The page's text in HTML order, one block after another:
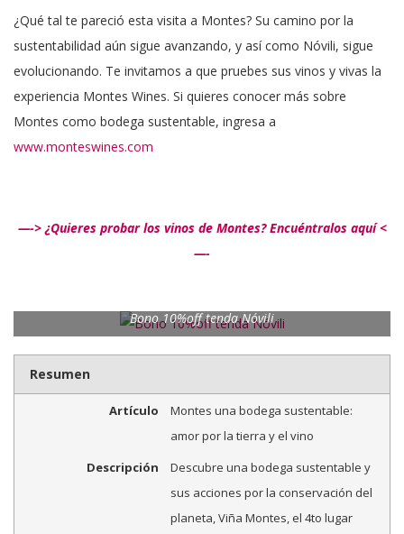
¿Qué tal te pareció esta visita a Montes? Su camino por la
sustentabilidad aún sigue avanzando, y así como Nóvili, sigue
evolucionando. Te invitamos a que pruebes sus vinos y vivas la
experiencia Montes Wines. Si quieres conocer más sobre
Montes como bodega sustentable, ingresa a
www.monteswines.com
—-> ¿Quieres probar los vinos de Montes? Encuéntralos aquí <
—-
Bono 10%off tenda Nóvili
Resumen
Artículo
Montes una bodega sustentable:
amor por la tierra y el vino
Descripción
Descubre una bodega sustentable y
sus acciones por la conservación del
planeta, Viña Montes, el 4to lugar